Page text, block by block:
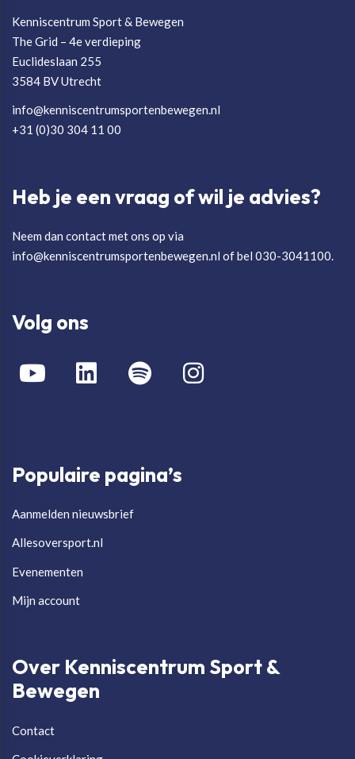
Kenniscentrum Sport & Bewegen
The Grid – 4e verdieping
Euclideslaan 255
3584 BV Utrecht
info@kenniscentrumsportenbewegen.nl
+31 (0)30 304 11 00
Heb je een vraag of wil je advies?
Neem dan contact met ons op via
info@kenniscentrumsportenbewegen.nl of bel 030-3041100.
Volg ons
Populaire pagina’s
Aanmelden nieuwsbrief
Allesoversport.nl
Evenementen
Mijn account
Over Kenniscentrum Sport &
Bewegen
Contact